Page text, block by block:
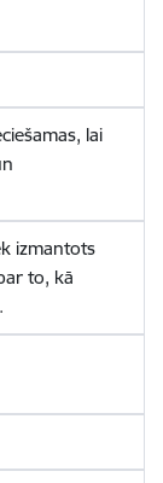
lai
izmantots
to, kā